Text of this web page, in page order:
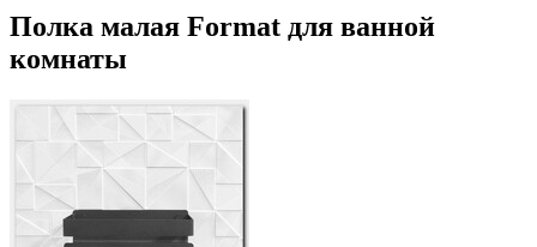
Полка малая Format для ванной
комнаты